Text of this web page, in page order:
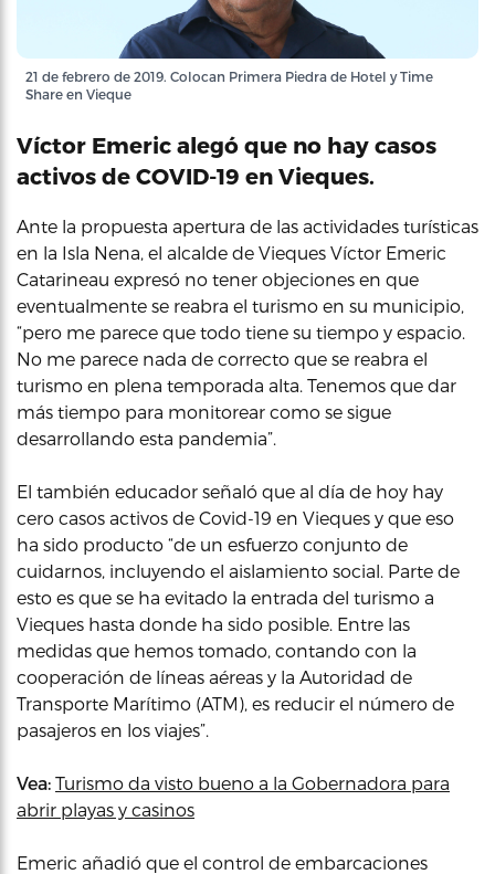
21 de febrero de 2019. Colocan Primera Piedra de Hotel y Time
Share en Vieque
Víctor Emeric alegó que no hay casos
activos de COVID-19 en Vieques.
Ante la propuesta apertura de las actividades turísticas
en la Isla Nena, el alcalde de Vieques Víctor Emeric
Catarineau expresó no tener objeciones en que
eventualmente se reabra el turismo en su municipio,
“pero me parece que todo tiene su tiempo y espacio.
No me parece nada de correcto que se reabra el
turismo en plena temporada alta. Tenemos que dar
más tiempo para monitorear como se sigue
desarrollando esta pandemia”.
El también educador señaló que al día de hoy hay
cero casos activos de Covid-19 en Vieques y que eso
ha sido producto “de un esfuerzo conjunto de
cuidarnos, incluyendo el aislamiento social. Parte de
esto es que se ha evitado la entrada del turismo a
Vieques hasta donde ha sido posible. Entre las
medidas que hemos tomado, contando con la
cooperación de líneas aéreas y la Autoridad de
Transporte Marítimo (ATM), es reducir el número de
pasajeros en los viajes”.
Vea: Turismo da visto bueno a la Gobernadora para
abrir playas y casinos
Emeric añadió que el control de embarcaciones